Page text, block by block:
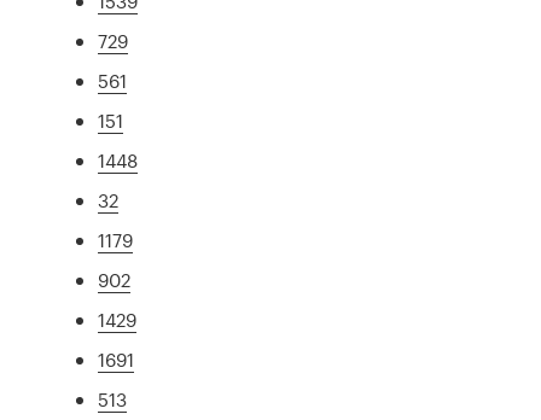
729
561
151
1448
32
1179
902
1429
1691
513